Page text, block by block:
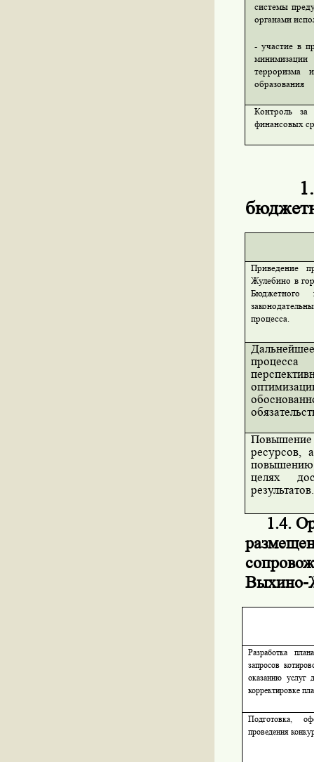
системы
органами
- участие в
терроризма
образования
Контроль за
финансовых
Приведение
Жулебино в
Бюджетного
процесса.
Повышение
ресурсов,
повышению
целях
результатов.
1.4.
Выхино-
Разработка
запросов
оказанию услуг
корректировке
Подготовка,
проведения